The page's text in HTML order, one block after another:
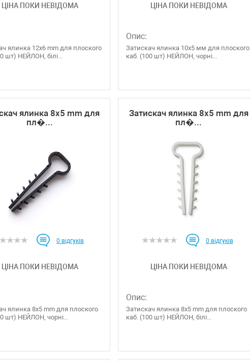
ЦІНА ПОКИ НЕВІДОМА
ялинка 12х6 mm для плоского
шт) НЕЙЛОН, білі...
ЦІНА ПОКИ НЕВІДОМА
Опис:
Затискач ялинка 10х5 мм для плоского
каб. (100 шт) НЕЙЛОН, чорні...
ялинка 8х5 mm для
пл�...
0 відгуків
ЦІНА ПОКИ НЕВІДОМА
ялинка 8х5 mm для плоского
шт) НЕЙЛОН, чорні...
Затискач ялинка 8х5 mm для
пл�...
0 відгуків
ЦІНА ПОКИ НЕВІДОМА
Опис:
Затискач ялинка 8х5 mm для плоского
каб. (100 шт) НЕЙЛОН, білі...